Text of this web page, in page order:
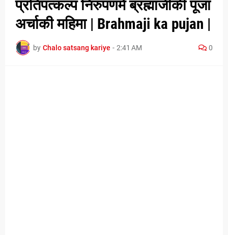
प्रतिपत्कल्प निरुपणमें ब्रह्माजीकी पूजा
अर्चाकी महिमा | Brahmaji ka pujan |
by Chalo satsang kariye - 2:41 AM 0